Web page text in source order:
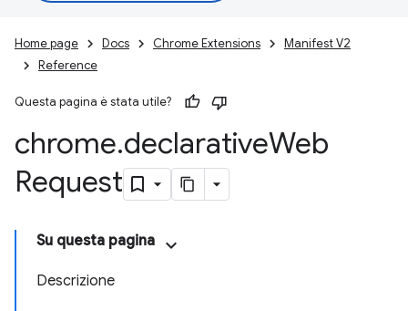
Home page Docs Chrome Extensions
Manifest V2
Reference
Questa pagina è stata utile?
chrome.declarativeWeb
Request
Su questa pagina
Descrizione